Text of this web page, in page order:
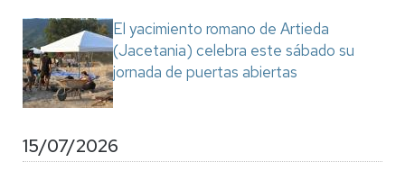
El yacimiento romano de Artieda
(Jacetania) celebra este sábado su
jornada de puertas abiertas
15/07/2026